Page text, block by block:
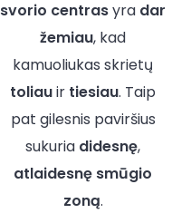
svorio centrasyra dar
žemiau, kad
kamuoliukas skrietų
toliauir tiesiau. Taip
pat gilesnis paviršius
sukuria didesnę,
atlaidesnę smūgio
zoną.